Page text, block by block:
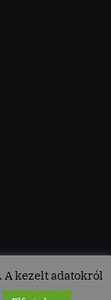
A kezelt adatokról